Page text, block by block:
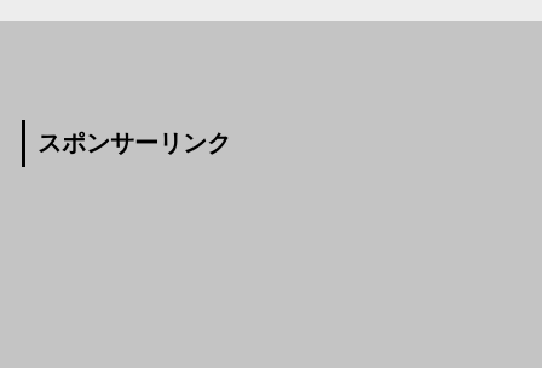
スポンサーリンク